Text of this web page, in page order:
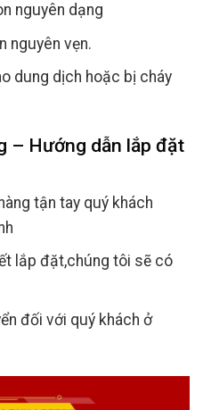
nguyên dạng
nguyên vẹn.
dung dịch hoặc bị cháy
– Hướng dẫn lắp đặt
tận tay quý khách
lắp đặt,chúng tôi sẽ có
đối với quý khách ở